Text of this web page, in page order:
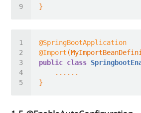
@SpringBootApplication
@Import
public class